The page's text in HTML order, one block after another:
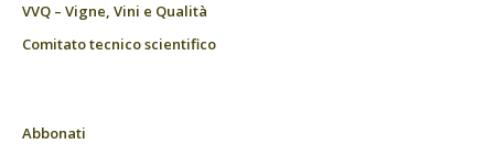
VVQ – Vigne, Vini e Qualità
Comitato tecnico scientifico
Abbonati